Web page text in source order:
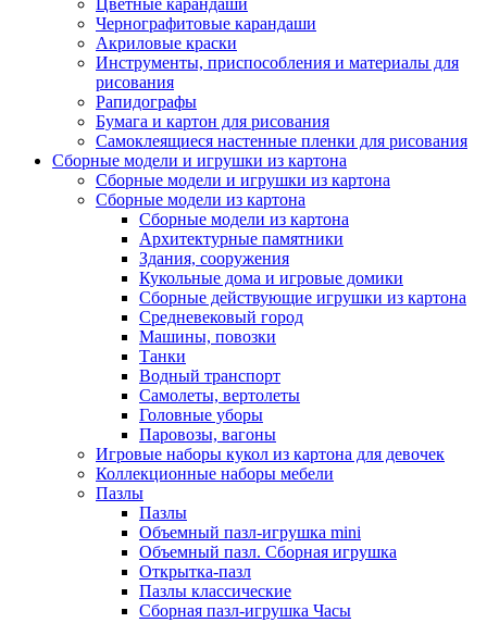
Цветные карандаши
Чернографитовые карандаши
Акриловые краски
Инструменты, приспособления и материалы для
рисования
Рапидографы
Бумага и картон для рисования
Самоклеящиеся настенные пленки для рисования
Сборные модели и игрушки из картона
Сборные модели и игрушки из картона
Сборные модели из картона
Сборные модели из картона
Архитектурные памятники
Здания, сооружения
Кукольные дома и игровые домики
Сборные действующие игрушки из картона
Средневековый город
Машины, повозки
Танки
Водный транспорт
Самолеты, вертолеты
Головные уборы
Паровозы, вагоны
Игровые наборы кукол из картона для девочек
Коллекционные наборы мебели
Пазлы
Пазлы
Объемный пазл-игрушка mini
Объемный пазл. Сборная игрушка
Открытка-пазл
Пазлы классические
Сборная пазл-игрушка Часы